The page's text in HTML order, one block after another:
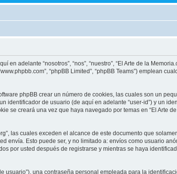
adelante “nosotros”, “nos”, “nuestro”, “El Arte de la
“phpBB Limited”, “phpBB Teams”) emplean
phpBB crear un número de cookies, las cuales son un
de usuario (de aquí en adelante “user-id”) y un
se creará una vez que haya navegado por temas en “El Arte
las cuales exceden el alcance de este documento que
envía. Esto puede ser, y no limitado a: envíos como usuario
por usted después de registrarse y mientras se haya
una contraseña personal empleada para la